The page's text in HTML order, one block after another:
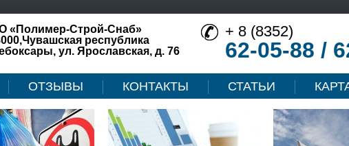
«Полимер-Строй-Снаб»
республика
ул. Ярославская, д. 76
+ 8 (8352)
62-05-88 /
ОТЗЫВЫ КОНТАКТЫ СТАТЬИ